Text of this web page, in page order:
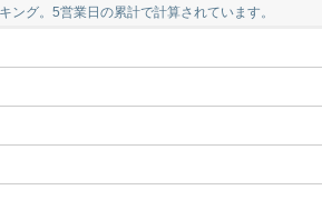
ング。5営業日の累計で計算されています。